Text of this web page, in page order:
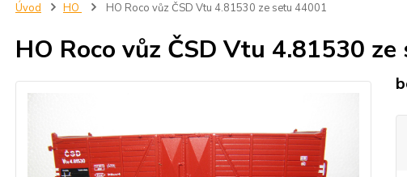
Úvod HO HO Roco vůz ČSD Vtu 4.81530 ze setu 44001
HO Roco vůz ČSD Vtu 4.81530